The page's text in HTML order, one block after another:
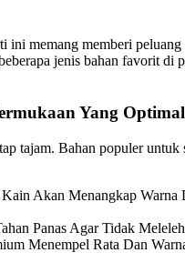
ini memang memberi
jenis bahan favorit di
Yang
tajam. Bahan populer
Akan Menangkap Warna
Panas Agar Tidak
Menempel Rata Dan